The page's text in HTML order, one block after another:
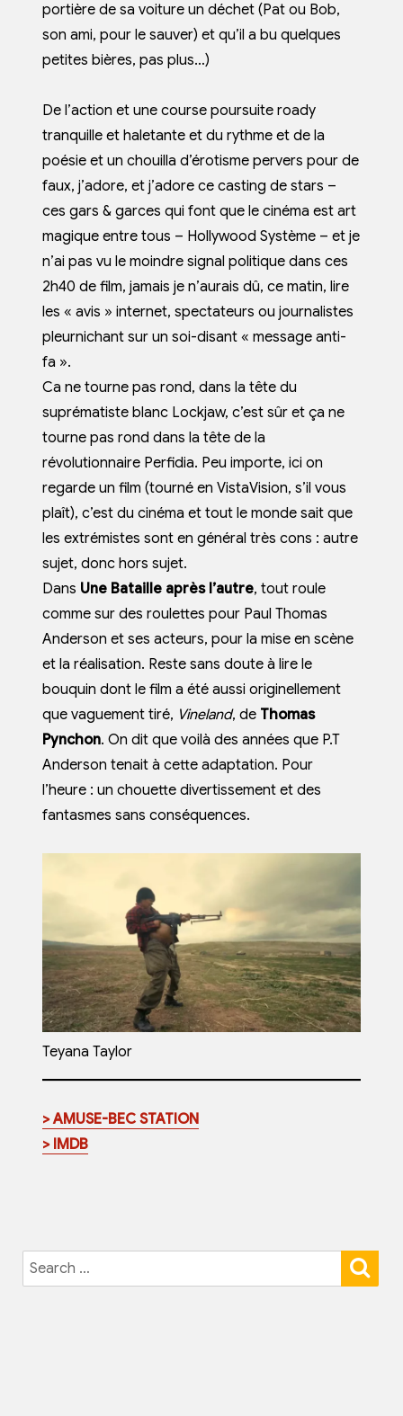
portière de sa voiture un déchet (Pat ou Bob,
son ami, pour le sauver) et qu’il a bu quelques
petites bières, pas plus…)
De l’action et une course poursuite roady
tranquille et haletante et du rythme et de la
poésie et un chouilla d’érotisme pervers pour de
faux, j’adore, et j’adore ce casting de stars –
ces gars & garces qui font que le cinéma est art
magique entre tous – Hollywood Système – et je
n’ai pas vu le moindre signal politique dans ces
2h40 de film, jamais je n’aurais dû, ce matin, lire
les « avis » internet, spectateurs ou journalistes
pleurnichant sur un soi-disant « message anti-
fa ».
Ca ne tourne pas rond, dans la tête du
suprématiste blanc Lockjaw, c’est sûr et ça ne
tourne pas rond dans la tête de la
révolutionnaire Perfidia. Peu importe, ici on
regarde un film (tourné en VistaVision, s’il vous
plaît), c’est du cinéma et tout le monde sait que
les extrémistes sont en général très cons : autre
sujet, donc hors sujet.
Dans Une Bataille après l’autre, tout roule
comme sur des roulettes pour Paul Thomas
Anderson et ses acteurs, pour la mise en scène
et la réalisation. Reste sans doute à lire le
bouquin dont le film a été aussi originellement
que vaguement tiré, Vineland, de Thomas
Pynchon. On dit que voilà des années que P.T
Anderson tenait à cette adaptation. Pour
l’heure : un chouette divertissement et des
fantasmes sans conséquences.
Teyana Taylor
> AMUSE-BEC STATION
> IMDB
Search
for: